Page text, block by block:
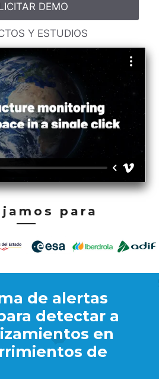
DEMO
Y ESTUDIOS
para
de alertas
detectar a
en
de